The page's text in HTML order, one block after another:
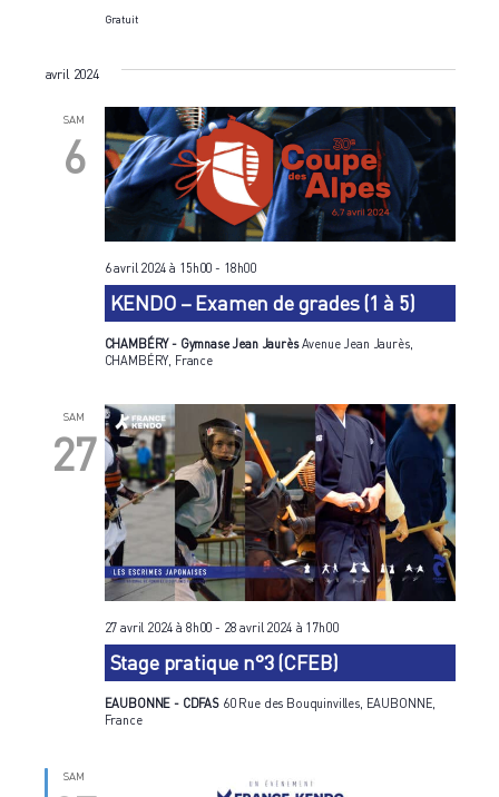
Gratuit
avril 2024
SAM
6
KENDO – Examen de grades (1 à 5)
6 avril 2024 à 15h00 - 18h00
CHAMBÉRY - Gymnase Jean JaurèsAvenue Jean Jaurès,
CHAMBÉRY, France
SAM
27
Stage pratique n°3 (CFEB)
27 avril 2024 à 8h00 - 28 avril 2024 à 17h00
EAUBONNE - CDFAS 60 Rue des Bouquinvilles, EAUBONNE,
France
SAM